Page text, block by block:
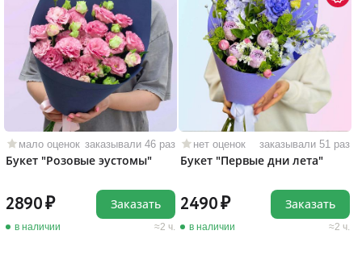
мало оценок заказывали 46 раз
Букет "Розовые эустомы"
2890
в наличии 2 ч.
Заказать
нет оценок заказывали 51 раз
Букет "Первые дни лета"
2490
в наличии 2 ч.
Заказать